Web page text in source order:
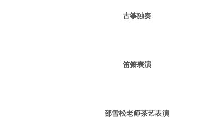
古筝独奏
笛箫表演
邵雪松老师茶艺表演